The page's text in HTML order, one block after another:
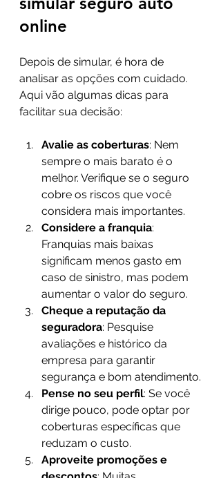
online
Depois de simular, é hora de
analisar as opções com cuidado.
Aqui vão algumas dicas para
facilitar sua decisão:
Avalie as coberturas: Nem
sempre o mais barato é o
melhor. Verifique se o seguro
cobre os riscos que você
considera mais importantes.
Considere a franquia:
Franquias mais baixas
significam menos gasto em
caso de sinistro, mas podem
aumentar o valor do seguro.
Cheque a reputação da
seguradora: Pesquise
avaliações e histórico da
empresa para garantir
segurança e bom atendimento.
Pense no seu perfil: Se você
dirige pouco, pode optar por
coberturas específicas que
reduzam o custo.
Aproveite promoções e